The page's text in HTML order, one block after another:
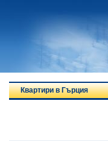
Квартири в Гърция